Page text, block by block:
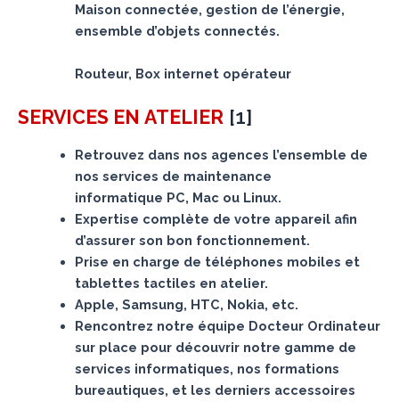
Maison connectée, gestion de l’énergie,
ensemble d’objets connectés.
Routeur, Box internet opérateur
SERVICES EN ATELIER [1]
Retrouvez dans nos agences l’ensemble de
nos services de maintenance
informatique PC, Mac ou Linux.
Expertise complète de votre appareil afin
d’assurer son bon fonctionnement.
Prise en charge de téléphones mobiles et
tablettes tactiles en atelier.
Apple, Samsung, HTC, Nokia, etc.
Rencontrez notre équipe Docteur Ordinateur
sur place pour découvrir notre gamme de
services informatiques, nos formations
bureautiques, et les derniers accessoires